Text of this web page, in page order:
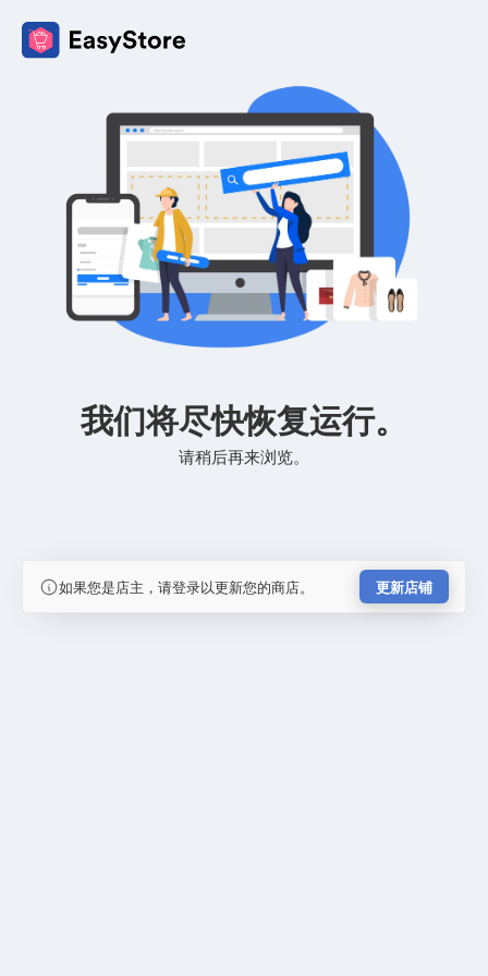
我们将尽快恢复运行。
请稍后再来浏览。
如果您是店主，请登录以更新您的商店。 更新店铺